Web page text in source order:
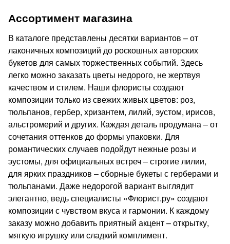
Ассортимент магазина
В каталоге представлены десятки вариантов – от
лаконичных композиций до роскошных авторских
букетов для самых торжественных событий. Здесь
легко можно заказать цветы недорого, не жертвуя
качеством и стилем. Наши флористы создают
композиции только из свежих живых цветов: роз,
тюльпанов, гербер, хризантем, лилий, эустом, ирисов,
альстромерий и других. Каждая деталь продумана – от
сочетания оттенков до формы упаковки. Для
романтических случаев подойдут нежные розы и
эустомы, для официальных встреч – строгие лилии,
для ярких праздников – сборные букеты с герберами и
тюльпанами. Даже недорогой вариант выглядит
элегантно, ведь специалисты «Флорист.ру» создают
композиции с чувством вкуса и гармонии. К каждому
заказу можно добавить приятный акцент – открытку,
мягкую игрушку или сладкий комплимент.